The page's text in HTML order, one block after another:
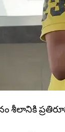
శీలానికి